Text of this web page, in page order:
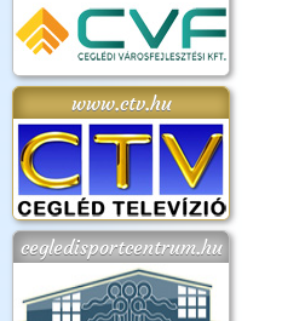
www.ctv.hu
cegledisportcentrum.hu